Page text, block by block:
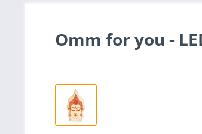
Omm for you -